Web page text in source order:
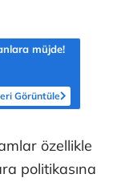
müjde!
Görüntüle
özellikle
politikasına